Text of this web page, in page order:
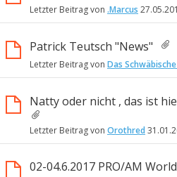
Letzter Beitrag von .Marcus
Patrick Teutsch "News"
Letzter Beitrag von Das
Natty oder nicht , das ist
Letzter Beitrag von Orothred
02-04.6.2017 PRO/AM World